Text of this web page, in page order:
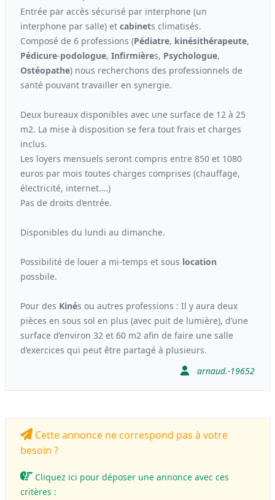
Entrée par accès sécurisé par interphone (un
interphone par salle) et cabinets climatisés.
Composé de 6 professions (Pédiatre, kinésithérapeute,
Pédicure-podologue, Infirmières, Psychologue,
Ostéopathe) nous recherchons des professionnels de
santé pouvant travailler en synergie.
Deux bureaux disponibles avec une surface de 12 à 25
m2. La mise à disposition se fera tout frais et charges
inclus.
Les loyers mensuels seront compris entre 850 et 1080
euros par mois toutes charges comprises (chauffage,
électricité, internet.…)
Pas de droits d’entrée.
Disponibles du lundi au dimanche.
Possibilité de louer a mi-temps et sous location
possbile.
Pour des Kinés ou autres professions : Il y aura deux
pièces en sous sol en plus (avec puit de lumière), d’une
surface d’environ 32 et 60 m2 afin de faire une salle
d’exercices qui peut être partagé à plusieurs.
arnaud.-19652
Cette annonce ne correspond pas à votre
besoin ?
Cliquez ici pour déposer une annonce avec ces
critères :